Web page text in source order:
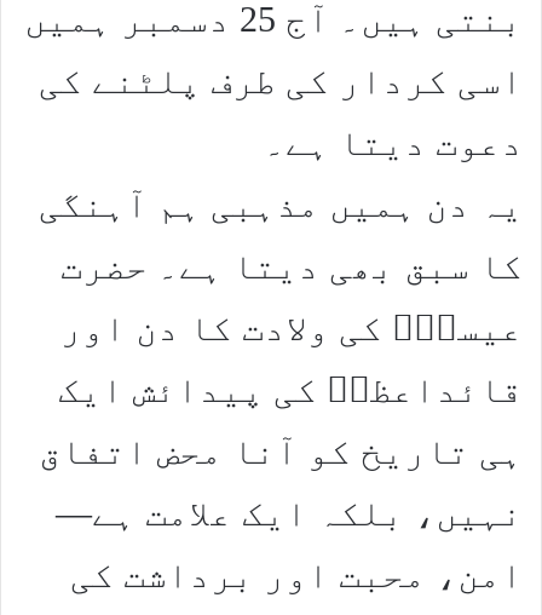
بنتی ہیں۔ آج 25 دسمبر ہمیں
اسی کردار کی طرف پلٹنے کی
دعوت دیتا ہے۔
یہ دن ہمیں مذہبی ہم آہنگی
کا سبق بھی دیتا ہے۔ حضرت
عیسیٰؑ کی ولادت کا دن اور
قائداعظمؒ کی پیدائش ایک
ہی تاریخ کو آنا محض اتفاق
نہیں، بلکہ ایک علامت ہے—
امن، محبت اور برداشت کی